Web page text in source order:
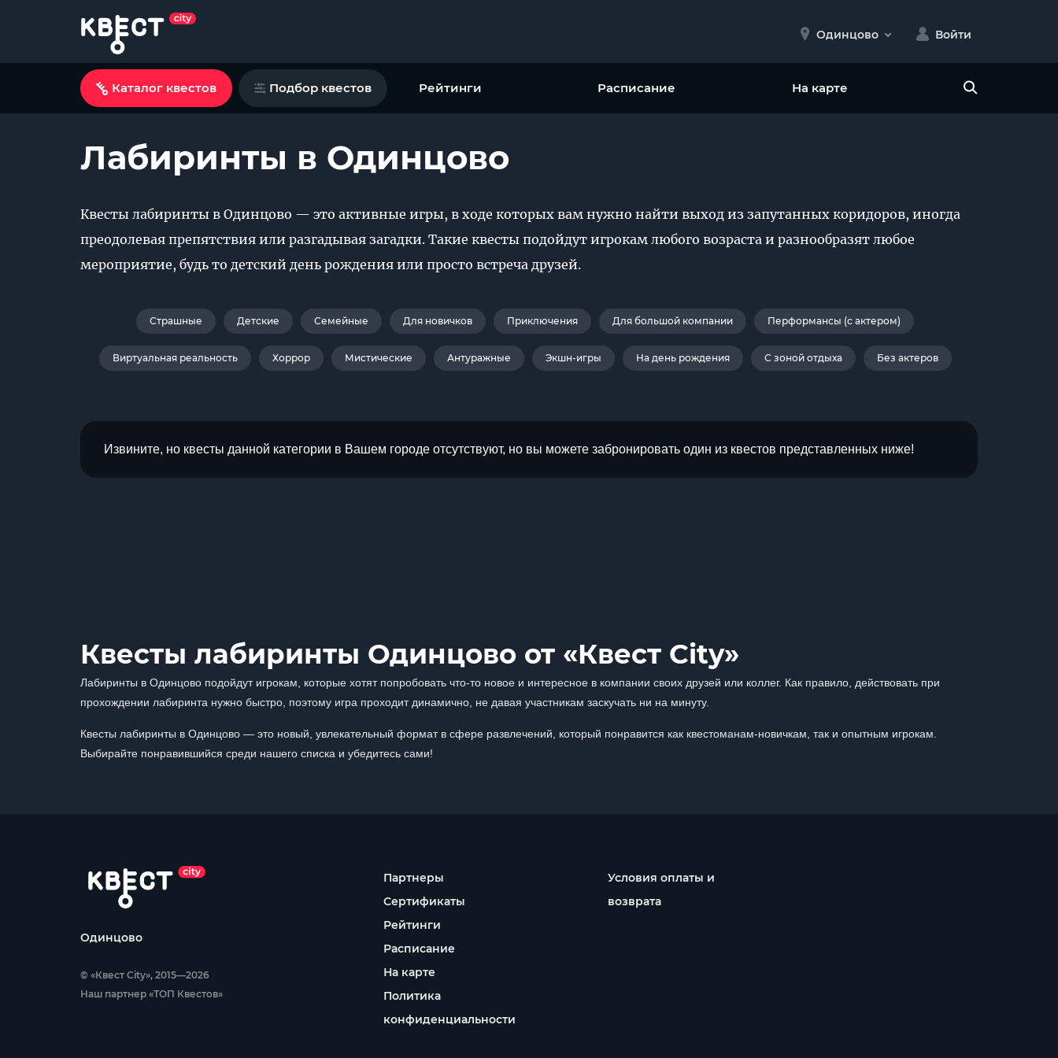
Одинцово Войти
Каталог квестов Подбор квестов Рейтинги Расписание На карте
Лабиринты в Одинцово
Квесты лабиринты в Одинцово — это активные игры, в ходе которых вам нужно найти выход из запутанных коридоров, иногда
преодолевая препятствия или разгадывая загадки. Такие квесты подойдут игрокам любого возраста и разнообразят любое
мероприятие, будь то детский день рождения или просто встреча друзей.
Страшные Детские Семейные Для новичков Приключения Для большой компании Перформансы (с актером)
Виртуальная реальность Хоррор Мистические Антуражные Экшн-игры На день рождения С зоной отдыха Без актеров
Извините, но квесты данной категории в Вашем городе отсутствуют, но вы можете забронировать один из квестов представленных ниже!
Квесты лабиринты Одинцово от «Квест City»
Лабиринты в Одинцово подойдут игрокам, которые хотят попробовать что-то новое и интересное в компании своих друзей или коллег. Как правило, действовать при
прохождении лабиринта нужно быстро, поэтому игра проходит динамично, не давая участникам заскучать ни на минуту.
Квесты лабиринты в Одинцово — это новый, увлекательный формат в сфере развлечений, который понравится как квестоманам-новичкам, так и опытным игрокам.
Выбирайте понравившийся среди нашего списка и убедитесь сами!
Одинцово
© «Квест City», 2015—2026
Наш партнер «ТОП Квестов»
Партнеры
Сертификаты
Рейтинги
Расписание
На карте
Политика
конфиденциальности
Условия оплаты и
возврата